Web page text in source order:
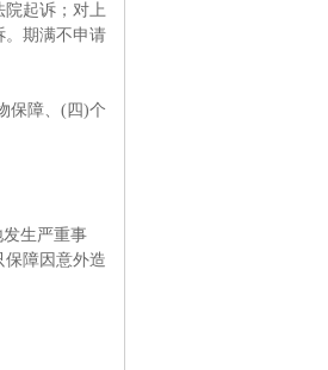
院起诉；对上
。期满不申请
保障、(四)个
生严重事
保障因意外造